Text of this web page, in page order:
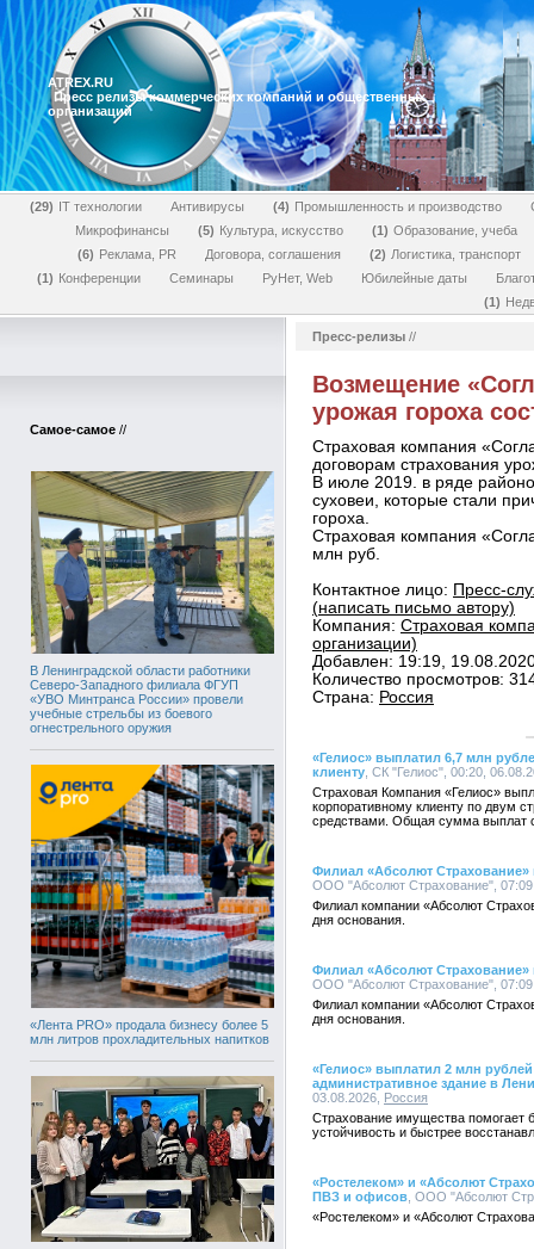
ATREX.RU
Пресс релизы коммерческих компаний и общественных
организаций
29 IT технологии Антивирусы 4 Промышленность и производство
Микрофинансы
5 Культура, искусство 1
Образование, учеба
6
Реклама, PR Договора, соглашения 2
Логистика, транспорт
1
Конференции Семинары РуНет, Web Юбилейные даты
1
Самое-самое //
В Ленинградской области работники
Северо-Западного филиала ФГУП
«УВО Минтранса России» провели
учебные стрельбы из боевого
огнестрельного оружия
«Лента PRO» продала бизнесу более 5
млн литров прохладительных напитков
Пресс-релизы //
Возмещение
урожая гороха
Страховая компания
договорам страхования
В июле 2019. в ряде
суховеи, которые стали
гороха.
Страховая компания
млн руб.
Контактное лицо: Пресс-
(написать письмо автору)
Компания: Страховая
организации)
Добавлен: 19:19,
Количество просмотров:
Страна: Россия
«Гелиос» выплатил 6,7 млн
клиенту , СК "Гелиос", 00:20,
Страховая Компания «Гелиос»
корпоративному клиенту по двум
средствами. Общая сумма выплат
Филиал «Абсолют Страхование»
ООО "Абсолют Страхование",
Филиал компании «Абсолют
дня основания.
Филиал «Абсолют Страхование»
ООО "Абсолют Страхование",
Филиал компании «Абсолют
дня основания.
«Гелиос» выплатил 2 млн
административное здание в
03.08.2026, Россия
Страхование имущества помогает
устойчивость и быстрее
«Ростелеком» и «Абсолют
ПВЗ и офисов , ООО "Абсолют
«Ростелеком» и «Абсолют